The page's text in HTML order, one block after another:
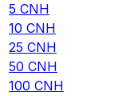
5 CNH
10 CNH
25 CNH
50 CNH
100 CNH